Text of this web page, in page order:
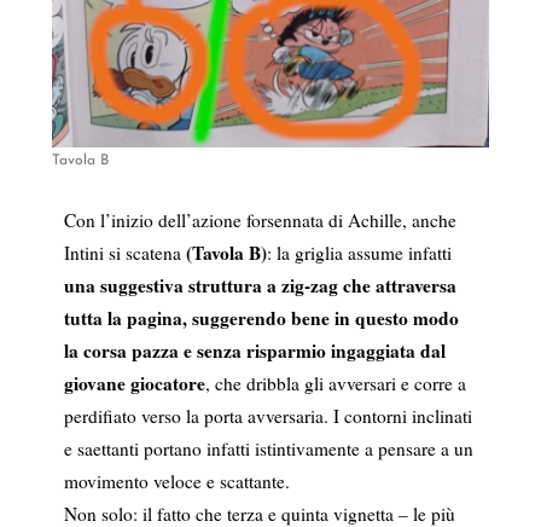
Tavola B
Con l’inizio dell’azione forsennata di Achille, anche
Intini si scatena (Tavola B): la griglia assume infatti
una suggestiva struttura a zig-zag che attraversa
tutta la pagina, suggerendo bene in questo modo
la corsa pazza e senza risparmio ingaggiata dal
giovane giocatore, che dribbla gli avversari e corre a
perdifiato verso la porta avversaria. I contorni inclinati
e saettanti portano infatti istintivamente a pensare a un
movimento veloce e scattante.
Non solo: il fatto che terza e quinta vignetta – le più